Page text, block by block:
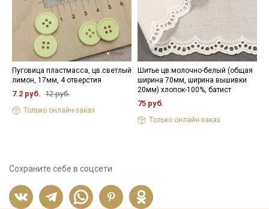
Цветопередача (тон) может отличаться от оригинального
цвета ткани в зависимости от настроек вашего монитора и в
зависимости от партии.
Пуговица пластмасса, цв.светлый
лимон, 17мм, 4 отверстия
7.2 руб. 12 руб.
Только онлайн-заказ
Шитье цв.молочно-белый (общая
ширина 70мм, ширина вышивки
20мм) хлопок-100%, батист
75 руб.
Только онлайн-заказ
Сохраните себе в соцсети